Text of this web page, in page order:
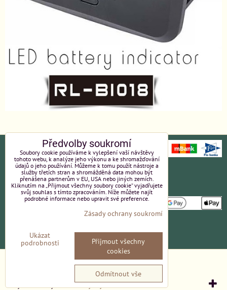
Ochrana osobních údajů
Platební údaje
Obchodní podmínky
Reklamace
Kontakt
Zásady ochrany soukromí
Vytvořeno systémem:ByznysWeb.cz
Předvolby soukromí
Soubory cookie používáme k vylepšení vaší návštěvy
tohoto webu, k analýze jeho výkonu a ke shromažďování
údajů o jeho používání. Můžeme k tomu použít nástroje a
služby třetích stran a shromážděná data mohou být
přenášena partnerům v EU, USA nebo jiných zemích.
Kliknutím na „Přijmout všechny soubory cookie“ vyjadřujete
svůj souhlas s tímto zpracováním. Níže můžete najít
podrobné informace nebo upravit své preference.
Zásady ochrany soukromí
Ukázat
podrobnosti
Přijmout všechny
cookies
Odmítnout vše